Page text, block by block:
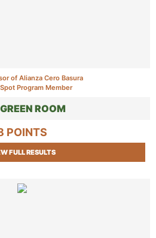
of Alianza Cero Basura
Program Member
ROOM
POINTS
FULL RESULTS